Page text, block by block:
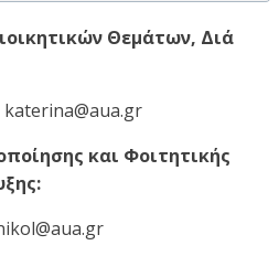
Θεμάτων, Διά
katerina@aua.gr
και Φοιτητικής